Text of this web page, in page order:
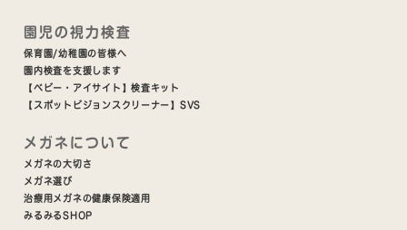
園児の視力検査
保育園/幼稚園の皆様へ
園内検査を支援します
【ベビー・アイサイト】検査キット
【スポットビジョンスクリーナー】SVS
メガネについて
メガネの大切さ
メガネ選び
治療用メガネの健康保険適用
みるみるSHOP